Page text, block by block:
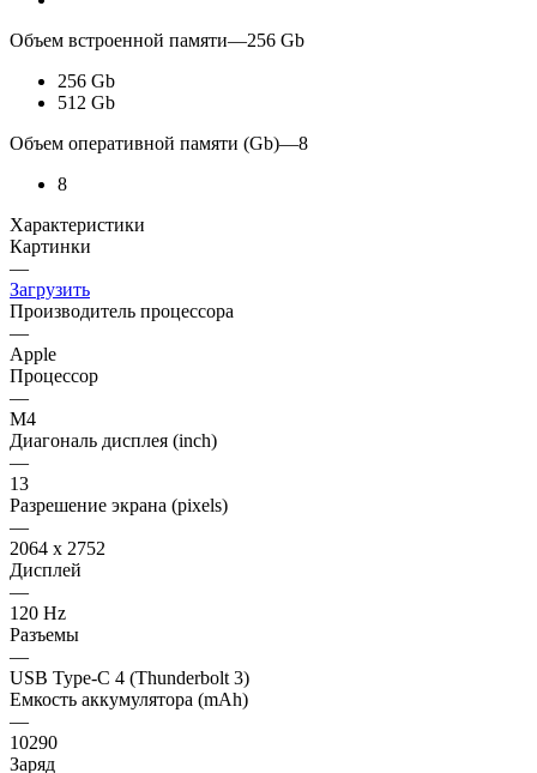
Объем встроенной памяти—256 Gb
256 Gb
512 Gb
Объем оперативной памяти (Gb)—8
8
Характеристики
Картинки
—
Загрузить
Производитель процессора
—
Apple
Процессор
—
M4
Диагональ дисплея (inch)
—
13
Разрешение экрана (pixels)
—
2064 x 2752
Дисплей
—
120 Hz
Разъемы
—
USB Type-C 4 (Thunderbolt 3)
Емкость аккумулятора (mAh)
—
10290
Заряд